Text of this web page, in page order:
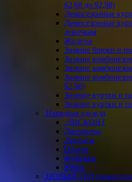
62,68 до 92,98)
Демисезонные
Демисезонные
девочкам
Жилеты
Зимние брюки и
Зимние
Зимние
Зимние
92,98)
Зимние куртки и
Зимние куртки и
.Нарядная одежда
.ДИСКОНТ
Джемперы
Легинсы
Платья
Фуфайки
Юбки
.НОВЫЙ ГОД